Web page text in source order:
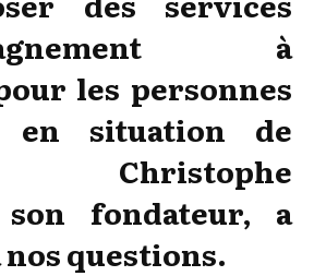
à
les personnes
en situation de
Christophe
fondateur, a
nos questions.